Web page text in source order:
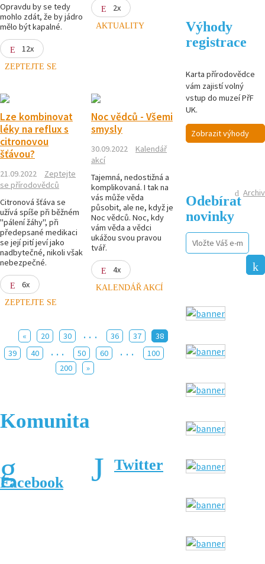
Opravdu by se tedy
mohlo zdát, že by jádro
mělo být kapalné.
12x
ZEPTEJTE SE
2x
AKTUALITY
Lze kombinovat
léky na reflux s
citronovou
šťávou?
21.09.2022
Zeptejte
se přírodovědců
Citronová šťáva se
užívá spíše při běžném
"pálení žáhy", při
předepsané medikaci
se její pití jeví jako
nadbytečné, nikoli však
nebezpečné.
6x
ZEPTEJTE SE
Noc vědců - Všemi
smysly
30.09.2022
Kalendář
akcí
Tajemná, nedostižná a
komplikovaná. I tak na
vás může věda
působit, ale ne, když je
Noc vědců. Noc, kdy
vám věda a vědci
ukážou svou pravou
tvář.
4x
KALENDÁŘ AKCÍ
« 20 30 ... 36 37
38
39
40 ... 50 60 ...
100
200
»
Komunita
Facebook
Twitter
Výhody
registrace
Karta přírodovědce
vám zajistí volný
vstup do muzeí PřF
UK.
Zobrazit výhody
Archiv
Odebírat
novinky